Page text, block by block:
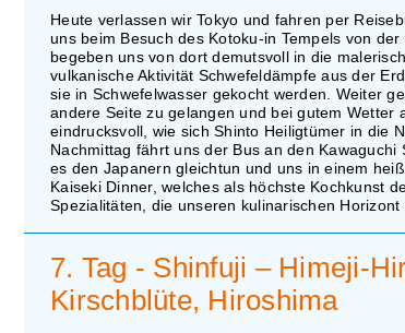
Heute verlassen wir Tokyo und fahren per
uns beim Besuch des Kotoku-in Tempels von
begeben uns von dort demutsvoll in die
vulkanische Aktivität Schwefeldämpfe aus der
sie in Schwefelwasser gekocht werden. Weiter
andere Seite zu gelangen und bei gutem
eindrucksvoll, wie sich Shinto Heiligtümer in die
Nachmittag fährt uns der Bus an den
es den Japanern gleichtun und uns in einem
Kaiseki Dinner, welches als höchste Kochkunst
Spezialitäten, die unseren kulinarischen Horizont
7. Tag - Shinfuji – Himeji-
Kirschblüte, Hiroshima